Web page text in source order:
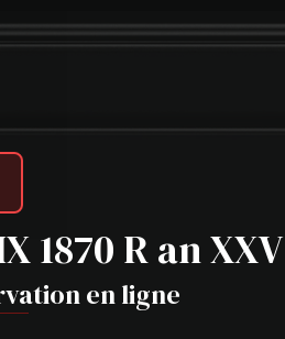
1870 R an XXV
en ligne